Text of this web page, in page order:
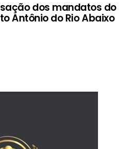
dos mandatos do
Antônio do Rio Abaixo